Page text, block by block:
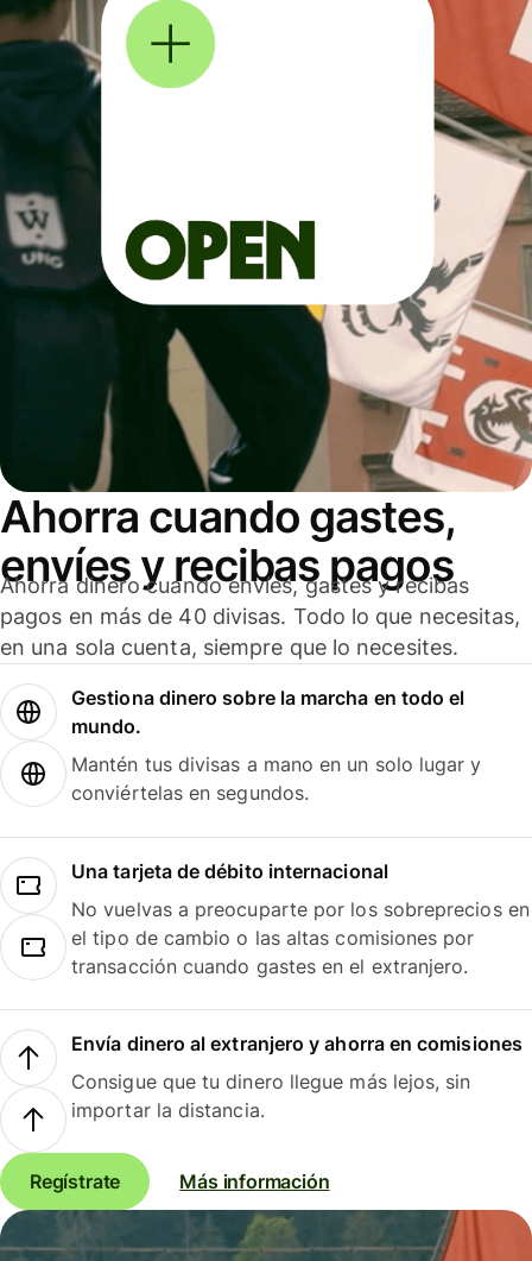
Ahorra cuando gastes,
envíes y recibas pagos
Ahorra dinero cuando envíes, gastes y recibas
pagos en más de 40 divisas. Todo lo que necesitas,
en una sola cuenta, siempre que lo necesites.
Gestiona dinero sobre la marcha en todo el
mundo.
Mantén tus divisas a mano en un solo lugar y
conviértelas en segundos.
Una tarjeta de débito internacional
No vuelvas a preocuparte por los sobreprecios en
el tipo de cambio o las altas comisiones por
transacción cuando gastes en el extranjero.
Envía dinero al extranjero y ahorra en comisiones
Consigue que tu dinero llegue más lejos, sin
importar la distancia.
Regístrate Más información